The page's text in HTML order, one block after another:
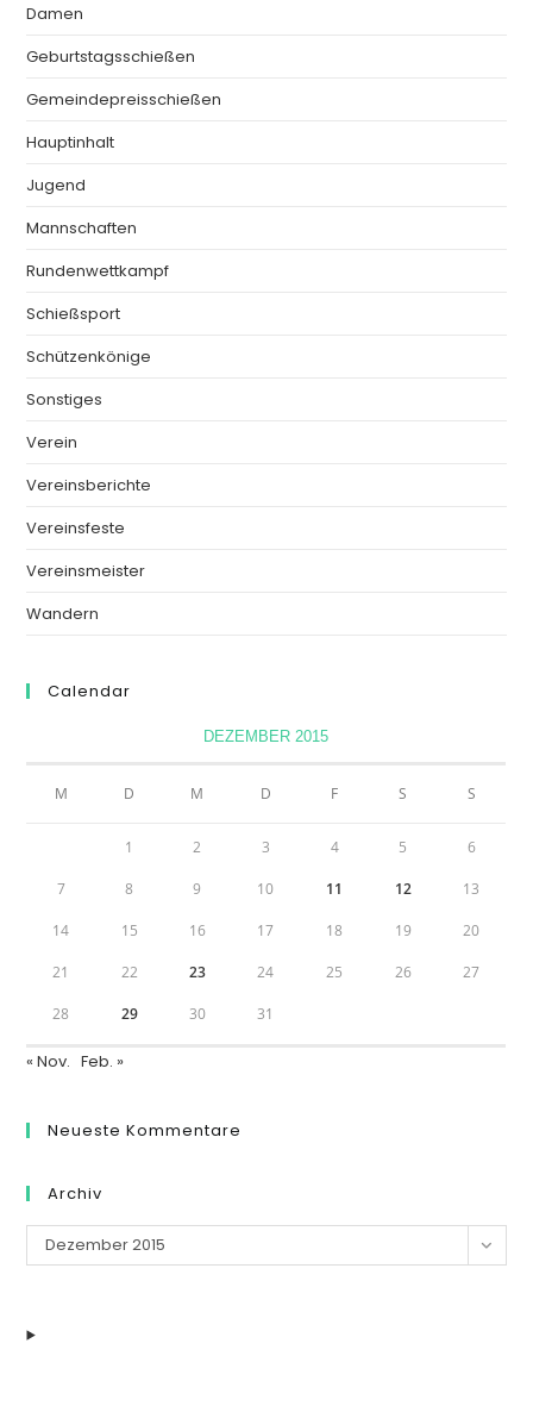
Damen
Geburtstagsschießen
Gemeindepreisschießen
Hauptinhalt
Jugend
Mannschaften
Rundenwettkampf
Schießsport
Schützenkönige
Sonstiges
Verein
Vereinsberichte
Vereinsfeste
Vereinsmeister
Wandern
Calendar
DEZEMBER 2015
M D M D F S S
1 2 3 4 5 6
7 8 9 10 11 12 13
14 15 16 17 18 19 20
21 22 23 24 25 26 27
28 29 30 31
« Nov. Feb. »
Neueste Kommentare
Archiv
Archiv
Dezember 2015